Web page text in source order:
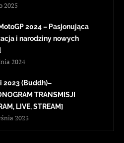
2025
2024 – Pasjonująca
i narodziny nowych
2024
2023 (Buddh)–
TRANSMISJI
LIVE, STREAM]
2023